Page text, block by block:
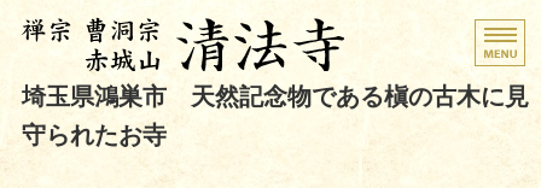
曹洞宗 赤城山清法寺｜埼玉県鴻巣市
埼玉県鴻巣市 天然記念物である槇の古木に見
守られたお寺